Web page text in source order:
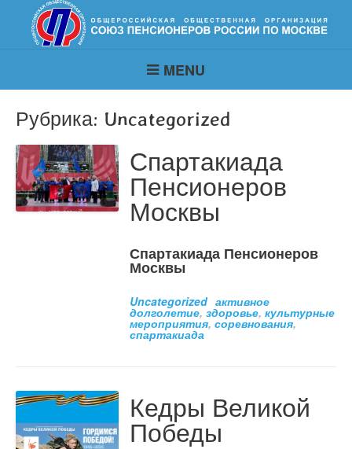
MENU
Рубрика: Uncategorized
Спартакиада
Пенсионеров
Москвы
Спартакиада Пенсионеров
Москвы
Uncategorized активное
долголетие, здоровье, культурные
мероприятия, соревнования,
спартакиада
Кедры Великой
Победы